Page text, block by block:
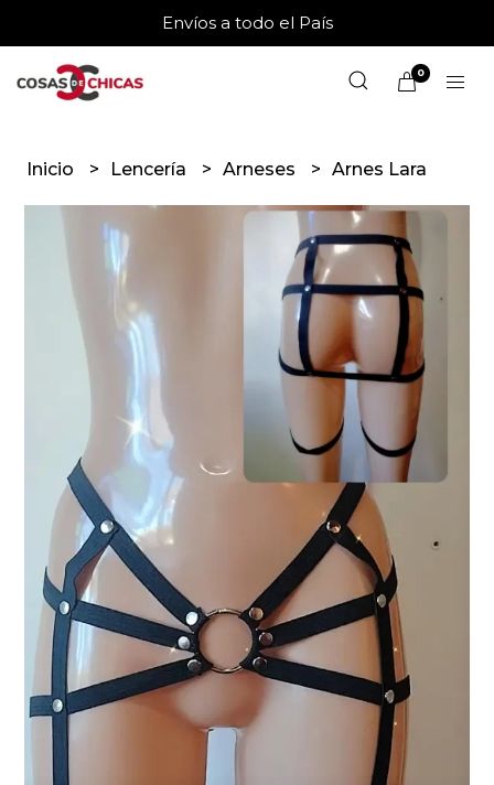
Envíos a todo el País
0
Inicio Lencería Arneses Arnes Lara